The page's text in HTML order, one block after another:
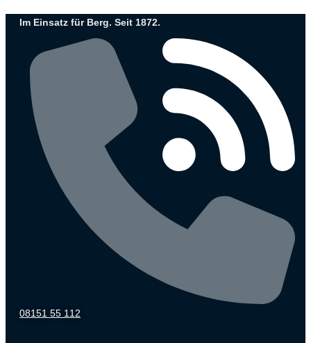
InhaltIm Einsatz für Berg. Seit 1872.
08151 55 112